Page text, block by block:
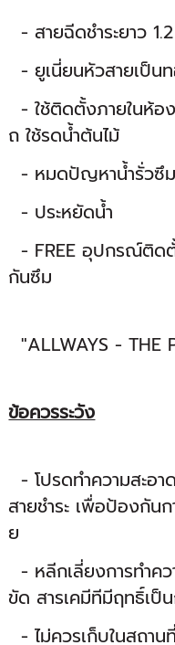
- สายฉีดชำระยาว
- ยูเนี่ยนหัวสายเป็น
- ใช้ติดตั้งภายในห้อ
ถ ใช้รดน้ำต้นไม้
- หมดปัญหาน้ำรั่วซึม
- ประหยัดน้ำ
- FREE อุปกรณ์ติด
กันซึม
"ALLWAYS - THE
ข้อควรระวัง
- โปรดทำความสะอ
สายชำระ เพื่อป้องกัน
ย
- หลีกเลี่ยงการทำค
ขัด สารเคมีทีมีฤทธิ์เป็
- ไม่ควรเก็บในสถา